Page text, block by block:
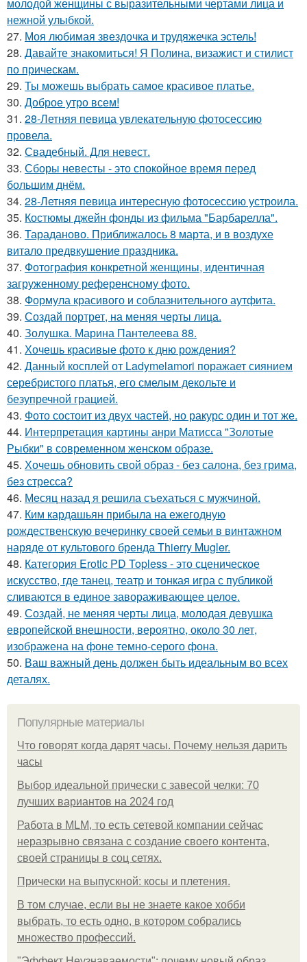
нежной улыбкой.
27. Моя любимая звездочка и трудяжечка эстель!
28. Давайте знакомиться! Я Полина, визажист и стилист
по прическам.
29. Ты можешь выбрать самое красивое платье.
30. Доброе утро всем!
31. 28-Летняя певица увлекательную фотосессию
провела.
32. Свадебный. Для невест.
33. Сборы невесты - это спокойное время перед
большим днём.
34. 28-Летняя певица интересную фотосессию устроила.
35. Костюмы джейн фонды из фильма "Барбарелла".
36. Тараданово. Приближалось 8 марта, и в воздухе
витало предвкушение праздника.
37. Фотография конкретной женщины, идентичная
загруженному референсному фото.
38. Формула красивого и соблазнительного аутфита.
39. Создай портрет, на меняя черты лица.
40. Золушка. Марина Пантелеева 88.
41. Хочешь красивые фото к дню рождения?
42. Данный косплей от Ladymelamori поражает сиянием
серебристого платья, его смелым декольте и
безупречной грацией.
43. Фото состоит из двух частей, но ракурс один и тот же.
44. Интерпретация картины анри Матисса "Золотые
Рыбки" в современном женском образе.
45. Хочешь обновить свой образ - без салона, без грима,
без стресса?
46. Мeсяц нaзад я рeшила съeхаться с мужчиной.
47. Ким кардашьян прибыла на ежегодную
рождественскую вечеринку своей семьи в винтажном
наряде от культового бренда Thierry Mugler.
48. Категория Erotic PD Topless - это сценическое
искусство, где танец, театр и тонкая игра с публикой
сливаются в единое завораживающее целое.
49. Создай, не меняя черты лица, молодая девушка
европейской внешности, вероятно, около 30 лет,
изображена на фоне темно-серого фона.
50. Ваш важный день должен быть идеальным во всех
деталях.
Популярные материалы
Что говорят когда дарят часы. Почему нельзя дарить
часы
Выбор идеальной прически с завесой челки: 70
лучших вариантов на 2024 год
Работа в MLM, то есть сетевой компании сейчас
неразрывно связана с создание своего контента,
своей страницы в соц сетях.
Прически на выпускной: косы и плетения.
В том случае, если вы не знаете какое хобби
выбрать, то есть одно, в котором собрались
множество профессий.